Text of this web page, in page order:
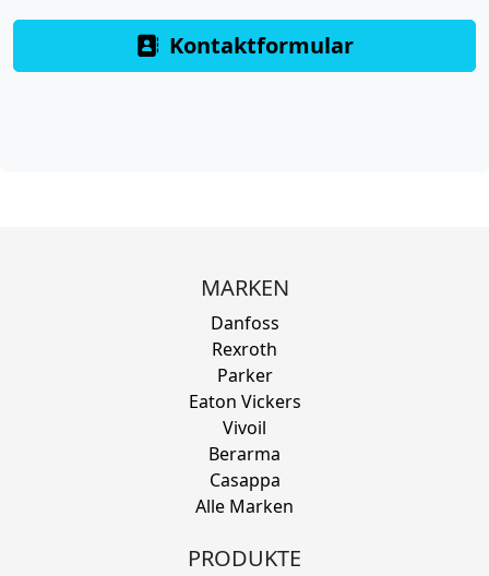
Kontaktformular
MARKEN
Danfoss
Rexroth
Parker
Eaton Vickers
Vivoil
Berarma
Casappa
Alle Marken
PRODUKTE